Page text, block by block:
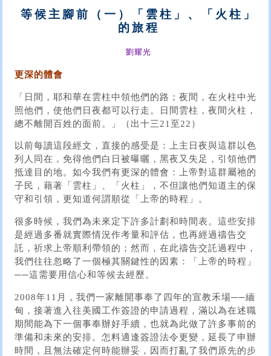
等候主腳前（一）「雲柱」、「火柱」
的旅程
劉耀光
更深的體會
「日間，耶和華在雲柱中領他們的路；夜間，在火柱中光
照他們，使他們日夜都可以行走。日間雲柱，夜間火柱，
總不離開百姓的面前。」（出十三21至22）
以前每讀這段經文，直接的感受是：上主日夜與這群以色
列人同在，免得他們白日被曝曬，黑夜又失足，引領他們
抵達目的地。如今我們有更深的體會：上帝對這群屬祂的
子民，藉著「雲柱」、「火柱」，不但讓他們知道主的保
守和引領，更知道何謂順從「上帝的時程」。
很多時候，我們為未來定下許多計劃和時間表。這些安排
是經過多番就實際情況作考量和評估，也再經過禱告交
託，祈求上帝順利帶領的；然而，在此禱告交託過程中，
我們往往忽略了一個極其關鍵性的因素：「上帝的時程」
──這需要用信心和等候去經歷。
2008年11月，我們一家離開事奉了四年的宣教禾場──緬
甸，接著進入往美國工作簽證的申請過程，滿以為在述職
期間能為下一個事奉辦好手續，也就為此做了許多事前的
準備和未來的安排。怎料適逢簽證法令更變，延長了申辦
時間，且無法確定何時能辦妥，因而打亂了我們原先的步